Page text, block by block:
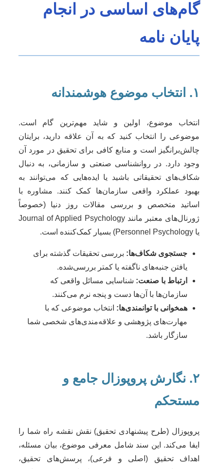
گام‌های اساسی در انجام
پایان نامه
۱. انتخاب موضوع هوشمندانه
انتخاب موضوع، اولین و شاید مهم‌ترین گام است.
موضوعی را انتخاب کنید که به آن علاقه دارید، برایتان
چالش‌برانگیز است و منابع کافی برای تحقیق در مورد آن
وجود دارد. در روانشناسی صنعتی و سازمانی، به دنبال
شکاف‌های تحقیقاتی باشید یا ایده‌هایی که می‌توانند به
بهبود عملکرد واقعی سازمان‌ها کمک کنند. مشاوره با
اساتید متخصص و بررسی مقالات روز دنیا (خصوصاً
ژورنال‌های معتبر مانند Journal of Applied Psychology
یا Personnel Psychology) بسیار کمک‌کننده است.
جستجوی شکاف‌ها: بررسی تحقیقات گذشته برای
یافتن جنبه‌های ناگفته یا کمتر بررسی‌شده.
ارتباط با صنعت: شناسایی مسائل واقعی که
سازمان‌ها با آن‌ها دست و پنجه نرم می‌کنند.
همخوانی با توانمندی‌ها: انتخاب موضوعی که با
مهارت‌های پژوهشی و علاقه‌مندی‌های شخصی شما
سازگار باشد.
۲. نگارش پروپوزال جامع و
مستحکم
پروپوزال (طرح پیشنهادی تحقیق) نقش نقشه راه شما را
ایفا می‌کند. این سند شامل معرفی موضوع، بیان مسئله،
اهداف تحقیق (اصلی و فرعی)، پرسش‌های تحقیق،